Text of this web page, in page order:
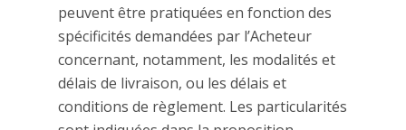
peuvent être pratiquées en fonction des
spécificités demandées par l’Acheteur
concernant, notamment, les modalités et
délais de livraison, ou les délais et
conditions de règlement. Les particularités